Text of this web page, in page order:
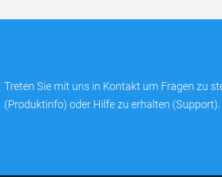
Treten Sie mit uns in Kontakt um Fragen zu
(Produktinfo) oder Hilfe zu erhalten (Support).